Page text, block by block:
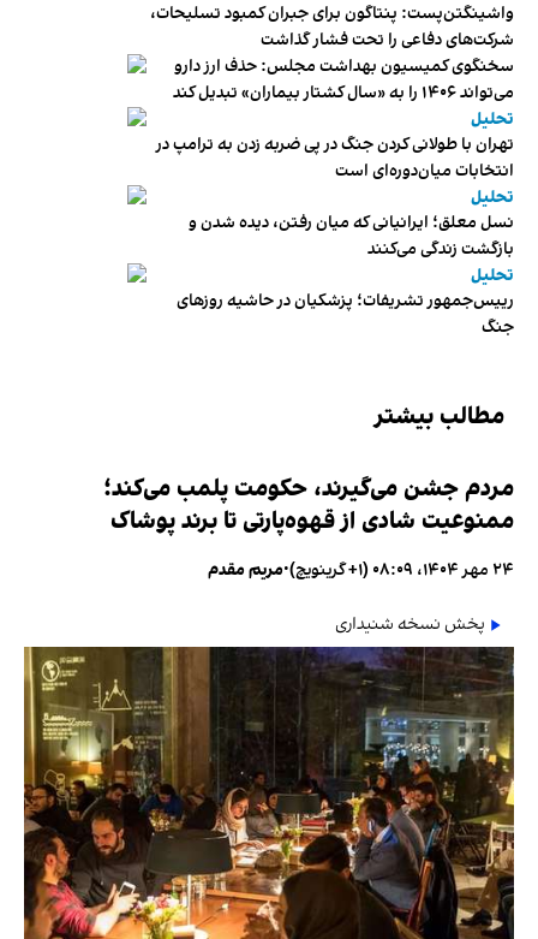
واشینگتن‌پست: پنتاگون برای جبران کمبود تسلیحات،
شرکت‌های دفاعی را تحت فشار گذاشت
سخنگوی کمیسیون بهداشت مجلس: حذف ارز دارو
می‌تواند ۱۴۰۶ را به «سال کشتار بیماران» تبدیل کند
تحلیل
تهران با طولانی کردن جنگ در پی ضربه زدن به ترامپ در
انتخابات میان‌دوره‌ای است
تحلیل
نسل معلق؛ ایرانیانی که میان رفتن، دیده شدن و
بازگشت زندگی می‌کنند
تحلیل
رییس‌جمهور تشریفات؛ پزشکیان در حاشیه روزهای
جنگ
مطالب بیشتر
مردم جشن می‌گیرند، حکومت پلمب می‌کند؛
ممنوعیت شادی از قهوه‌پارتی تا برند پوشاک
۲۴ مهر ۱۴۰۴، ۰۸:۰۹ (‎+۱ گرینویچ) •مریم مقدم
پخش نسخه شنیداری